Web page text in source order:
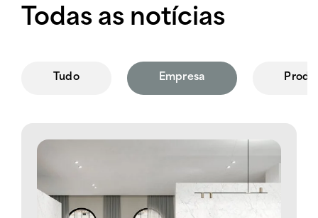
Todas as notícias
Tudo Empresa